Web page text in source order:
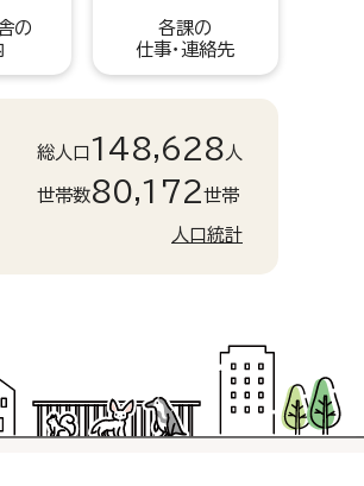
の
各課の
仕事・連絡先
総人口 148,628 人
世帯数80,172世帯
人口統計